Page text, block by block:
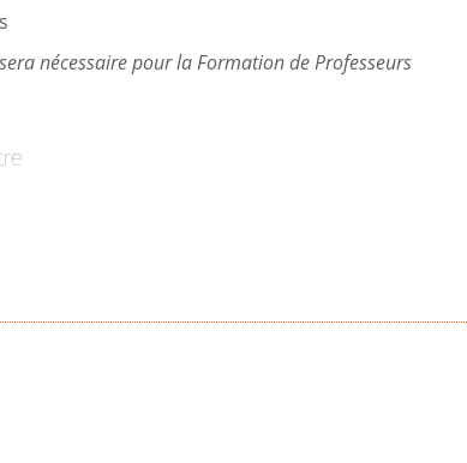
nécessaire pour la Formation de Professeurs